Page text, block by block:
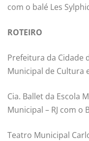
com o balé Les
ROTEIRO
Prefeitura da Cidade
Municipal de Cultura
Cia. Ballet da Escola
Municipal – RJ com o
Teatro Municipal